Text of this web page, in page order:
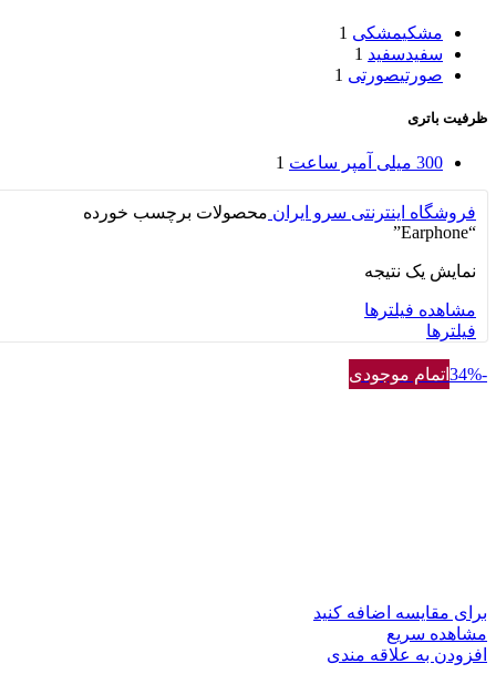
مشکیمشکی 1
سفیدسفید 1
صورتیصورتی 1
ظرفیت باتری
300 میلی آمپر ساعت 1
فروشگاه اینترنتی سرو ایران محصولات برچسب خورده
“Earphone”
نمایش یک نتیجه
مشاهده فیلترها
فیلترها
-34% اتمام موجودی
برای مقایسه اضافه کنید
مشاهده سریع
افزودن به علاقه مندی